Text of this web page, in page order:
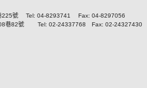
225號 Tel: 04-8293741 Fax: 04-8297056
208巷82號 Tel: 02-24337768 Fax: 02-24327430